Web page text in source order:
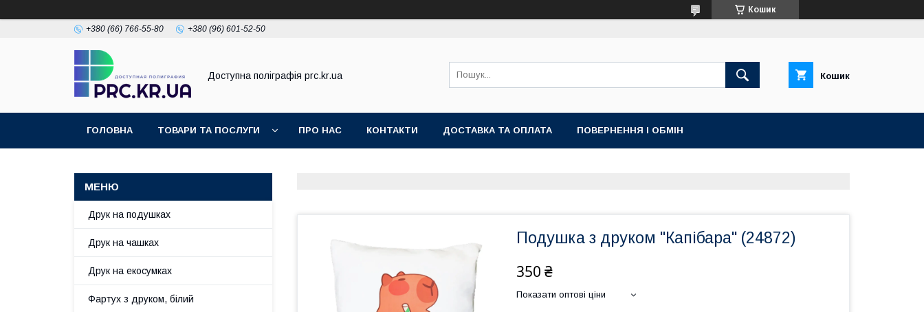
Кошик
+380 (66) 766-55-80 +380 (96) 601-52-50
Доступна поліграфія prc.kr.ua Кошик
ГОЛОВНА ТОВАРИ ТА ПОСЛУГИ ПРО НАС КОНТАКТИ ДОСТАВКА ТА ОПЛАТА ПОВЕРНЕННЯ І ОБМІН
Подушка з друком "Капібара" (24872)
350 ₴
Показати оптові ціни
Друк на подушках
Друк на чашках
Друк на екосумках
Фартух з друком, білий